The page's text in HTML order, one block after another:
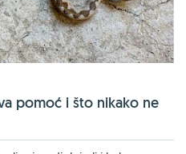
pomoć i što nikako ne